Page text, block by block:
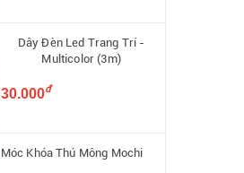
Dây Đèn Led Trang Trí -
Multicolor (3m)
30.000đ
Móc Khóa Thú Mông Mochi